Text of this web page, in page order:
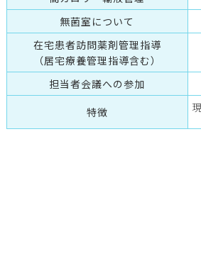
無菌室について
在宅患者訪問薬剤管理指導
（居宅療養管理指導含む）
担当者会議への参加
特徴